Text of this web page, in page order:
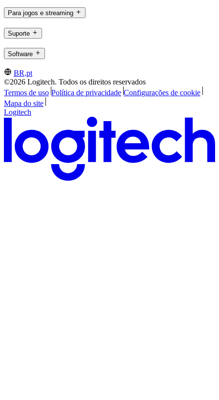
Para jogos e streaming
Suporte
Software
BR,pt
©2026 Logitech. Todos os direitos reservados
Termos de uso Política de privacidade Configurações de cookie
Mapa do site
Logitech